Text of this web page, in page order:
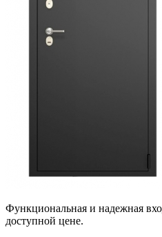
Функциональная и надежная
доступной цене.